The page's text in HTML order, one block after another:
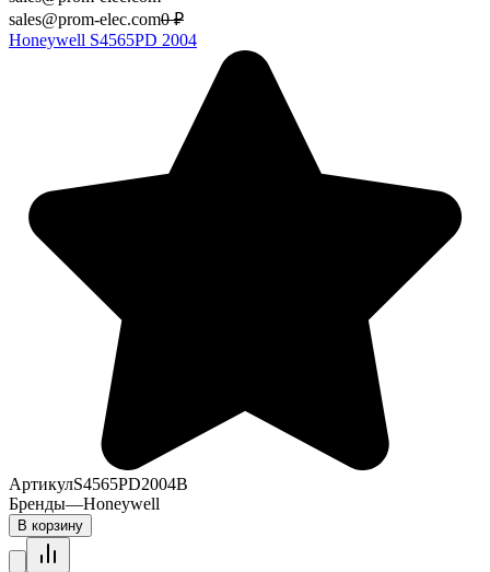
sales@prom-elec.com0 ₽
Honeywell S4565PD 2004
АртикулS4565PD2004B
Бренды—Honeywell
В корзину